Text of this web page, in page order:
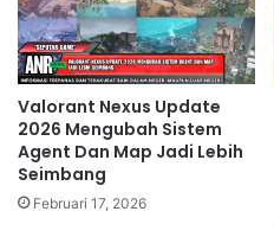
Valorant Nexus Update
2026 Mengubah Sistem
Agent Dan Map Jadi Lebih
Seimbang
Februari 17, 2026